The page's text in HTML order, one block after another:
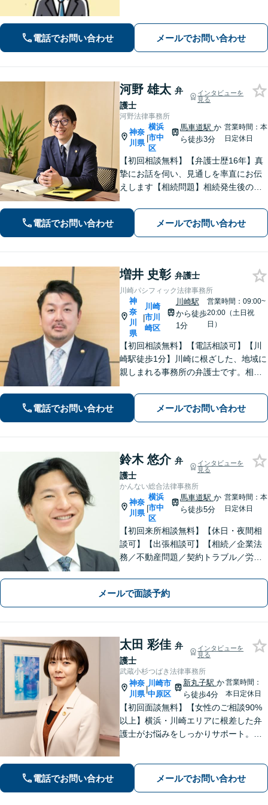
続きはもちろん、再発防止策や今後の
生活のフォローも行います。
電話でお問い合わせ メールでお問い合わせ
河野 雄太 弁
護士
インタビューを
見る
河野法律事務所
神奈
川県
|
横浜
市中
区
馬車道駅か
ら徒歩3分
営業時間：本
日定休日
【初回相談無料】【弁護士歴16年】真
摯にお話を伺い、見通しを率直にお伝
えします【相続問題】相続発生後のト
生前対策にも対応【交通事故】保険会
社とのやりとりはすべてお任せくださ
い【馬車道駅3分】【オンライン面談O
K】
電話でお問い合わせ メールでお問い合わせ
増井 史彰 弁護士
川崎パシフィック法律事務所
神
奈
川
県
|
川崎
市川
崎区
川崎駅
から徒歩
1分
営業時間：09:00~
20:00（土日祝
日）
【初回相談無料】【電話相談可】【川
崎駅徒歩1分】川崎に根ざした、地域に
親しまれる事務所の弁護士です。相
って対応致します。クチコミ・リピー
ターの方多数。お気軽にご相談くださ
い。
電話でお問い合わせ メールでお問い合わせ
鈴木 悠介 弁
護士
インタビューを
見る
かんない総合法律事務所
神奈
川県
|
横浜
市中
区
馬車道駅か
ら徒歩5分
営業時間：本
日定休日
【初回来所相談無料】【休日・夜間相
談可】【出張相談可】【相続／企業法
務／不動産問題／契約トラブル／労働
メールで面談予約
太田 彩佳 弁
護士
インタビューを
見る
武蔵小杉つばき法律事務所
神奈
川県
|
川崎市
中原区
新丸子駅か
ら徒歩4分
営業時間：
本日定休日
【初回面談無料】【女性のご相談90%
以上】横浜・川崎エリアに根差した弁
護士がお悩みをしっかりサポート。明
電話でお問い合わせ メールでお問い合わせ